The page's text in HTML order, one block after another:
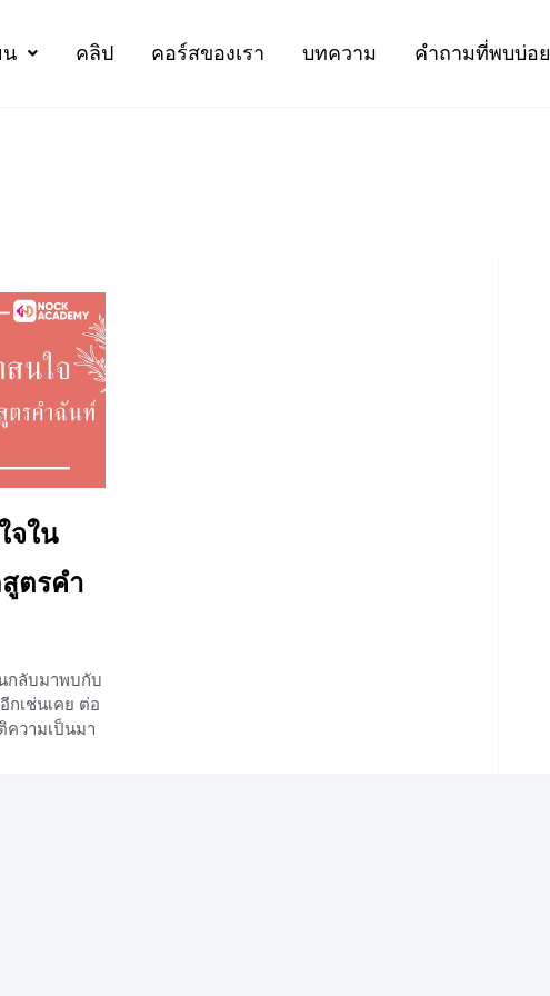
น คลิป คอร์สของเรา บทความ คำถามที่พบบ่อย
จใน
ตรคำ
กลับมาพบกับ
กเช่นเคย ต่อ
ความเป็นมา
มแล้วก็มา
ระวัติความ
ของเรื่อง
บาทสมเด็จ
าลที่ 6 ทรง